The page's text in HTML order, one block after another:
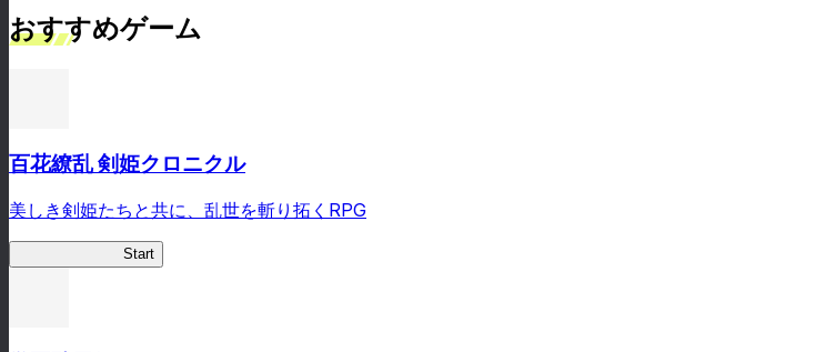
おすすめゲーム
百花繚乱 剣姫クロニクル
美しき剣姫たちと共に、乱世を斬り拓くRPG
Start